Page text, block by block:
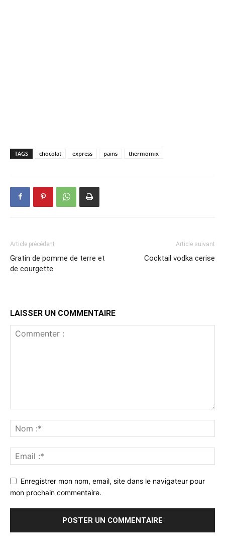
TAGS chocolat express pains thermomix
Article précédent
Gratin de pomme de terre et
de courgette
Article suivant
Cocktail vodka cerise
LAISSER UN COMMENTAIRE
Enregistrer mon nom, email, site dans le navigateur pour
mon prochain commentaire.